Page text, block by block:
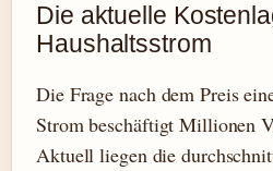
Die aktuelle
Haushaltsstrom
Die Frage nach dem Preis
Strom beschäftigt Millionen
Aktuell liegen die